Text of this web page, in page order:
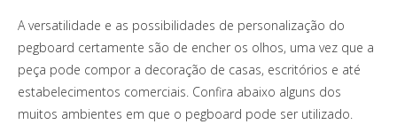
A versatilidade e as possibilidades de personalização do
pegboard certamente são de encher os olhos, uma vez que a
peça pode compor a decoração de casas, escritórios e até
estabelecimentos comerciais. Confira abaixo alguns dos
muitos ambientes em que o pegboard pode ser utilizado.